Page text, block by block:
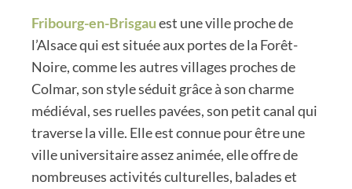
Fribourg-en-Brisgauest une ville proche de
l’Alsace qui est située aux portes de la Forêt-
Noire, comme les autres villages proches de
Colmar, son style séduit grâce à son charme
médiéval, ses ruelles pavées, son petit canal qui
traverse la ville. Elle est connue pour être une
ville universitaire assez animée, elle offre de
nombreuses activités culturelles, balades et